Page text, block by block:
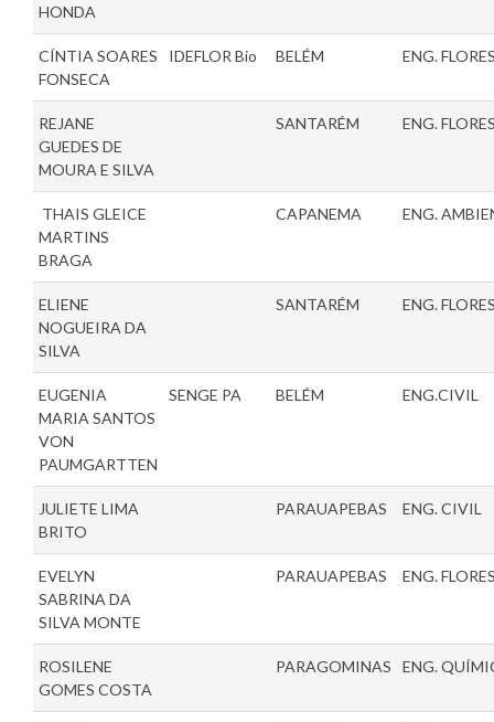
HONDA
CÍNTIA SOARES
FONSECA
IDEFLOR Bio BELÉM ENG.
REJANE
GUEDES DE
MOURA E SILVA
SANTARÉM ENG.
THAIS GLEICE
MARTINS
BRAGA
CAPANEMA ENG.
ELIENE
NOGUEIRA DA
SILVA
SANTARÉM ENG.
EUGENIA
MARIA SANTOS
VON
PAUMGARTTEN
SENGE PA BELÉM ENG.CIVIL
JULIETE LIMA
BRITO
PARAUAPEBAS ENG. CIVIL
EVELYN
SABRINA DA
SILVA MONTE
PARAUAPEBAS ENG.
ROSILENE
GOMES COSTA
PARAGOMINAS ENG.